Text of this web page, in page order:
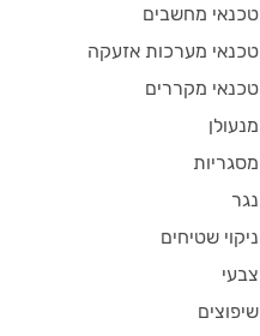
טכנאי מחשבים
טכנאי מערכות אזעקה
טכנאי מקררים
מנעולן
מסגריות
נגר
ניקוי שטיחים
צבעי
שיפוצים